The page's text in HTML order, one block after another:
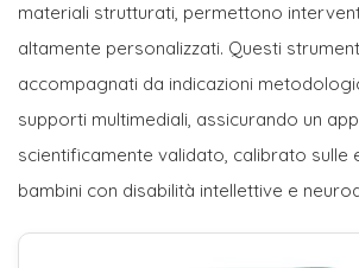
materiali strutturati, permettono
altamente personalizzati. Questi
accompagnati da indicazioni
supporti multimediali, assicurando un
scientificamente validato, calibrato sulle
bambini con disabilità intellettive e